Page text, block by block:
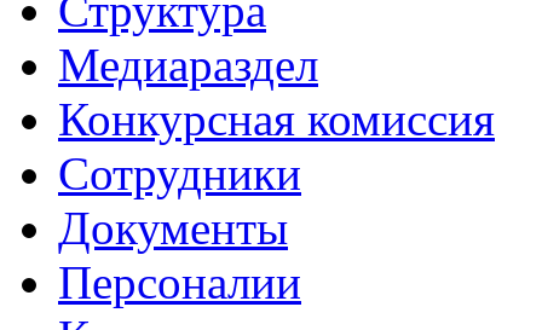
Медиараздел
Конкурсная комиссия
Сотрудники
Документы
Персоналии